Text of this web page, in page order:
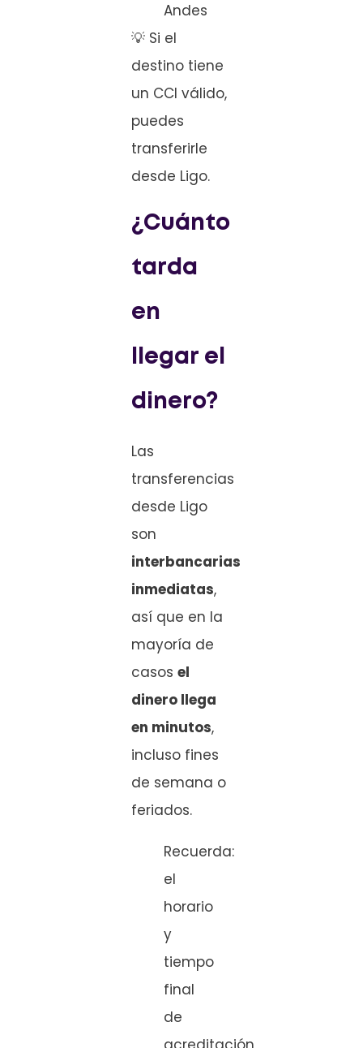
Andes
💡 Si el
destino tiene
un CCI válido,
puedes
transferirle
desde Ligo.
¿Cuánto
tarda
en
llegar el
dinero?
Las
transferencias
desde Ligo
son
interbancarias
inmediatas,
así que en la
mayoría de
casos el
dinero llega
en minutos,
incluso fines
de semana o
feriados.
Recuerda:
el
horario
y
tiempo
final
de